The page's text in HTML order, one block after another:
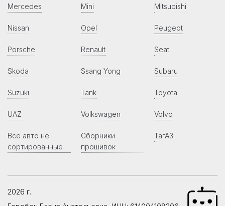
Mercedes Mini Mitsubishi
Nissan Opel Peugeot
Porsche Renault Seat
Skoda Ssang Yong Subaru
Suzuki Tank Toyota
UAZ Volkswagen Volvo
Все авто не
сортированные
Сборники
прошивок
ТагАЗ
2026 г.